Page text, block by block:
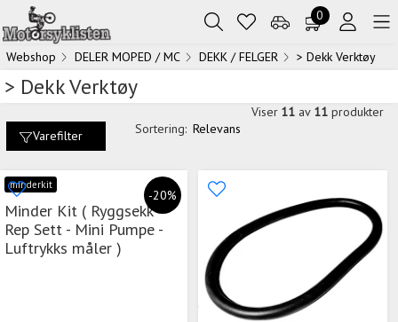
0
Webshop DELER MOPED / MC DEKK / FELGER > Dekk Verktøy
> Dekk Verktøy
Varefilter Sortering: Relevans
Viser 11 av 11 produkter
-20%
minderkit
Minder Kit ( Ryggsekk -
Rep Sett - Mini Pumpe -
Luftrykks måler )